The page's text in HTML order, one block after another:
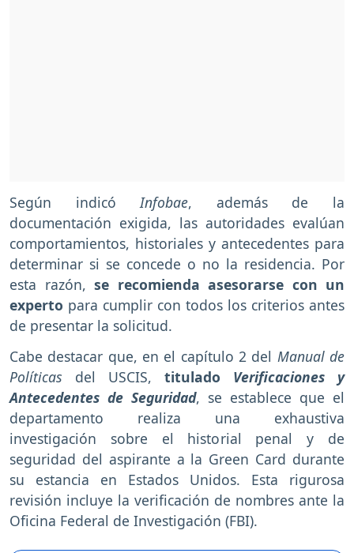
Según indicóInfobae, además de la
documentación exigida, las autoridades evalúan
comportamientos, historiales y antecedentes para
determinar si se concede o no la residencia. Por
esta razón, se recomienda asesorarse con un
experto para cumplir con todos los criterios antes
de presentar la solicitud.
Cabe destacar que, en el capítulo 2 del Manual de
Políticas del USCIS, titulado Verificaciones y
Antecedentes de Seguridad, se establece que el
departamento realiza una exhaustiva
investigación sobre el historial penal y de
seguridad del aspirante a la Green Card durante
su estancia en Estados Unidos. Esta rigurosa
revisión incluye la verificación de nombres ante la
Oficina Federal de Investigación (FBI).